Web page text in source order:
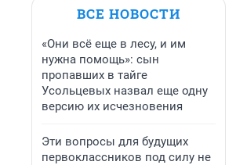
ВСЕ НОВОСТИ
«Они всё еще в лесу, и им
нужна помощь»: сын
пропавших в тайге
Усольцевых назвал еще одну
версию их исчезновения
Эти вопросы для будущих
первоклассников под силу не